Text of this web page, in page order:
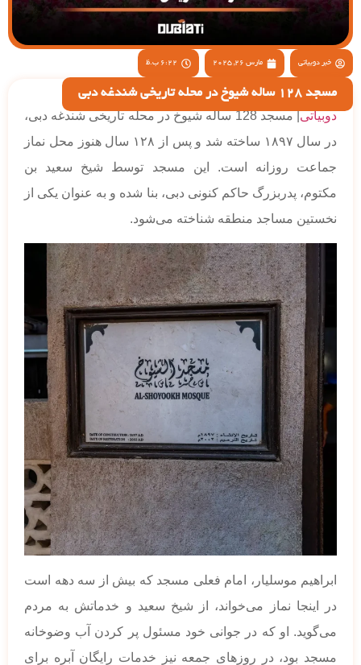
خبر دوبیاتی مارس 26, 2025 6:22 ب.ظ
مسجد 128 ساله شیوخ در محله تاریخی شندغه دبی
دوبیاتی
| مسجد 128 ساله شیوخ در محله تاریخی شندغه دبی،
در سال ۱۸۹۷ ساخته شد و پس از ۱۲۸ سال هنوز محل نماز
جماعت روزانه است. این مسجد توسط شیخ سعید بن
مکتوم، پدربزرگ حاکم کنونی دبی، بنا شده و به عنوان یکی از
نخستین مساجد منطقه شناخته می‌شود.
ابراهیم موسلیار، امام فعلی مسجد که بیش از سه دهه است
در اینجا نماز می‌خواند، از شیخ سعید و خدماتش به مردم
می‌گوید. او که در جوانی خود مسئول پر کردن آب وضوخانه
مسجد بود، در روزهای جمعه نیز خدمات رایگان آبره برای